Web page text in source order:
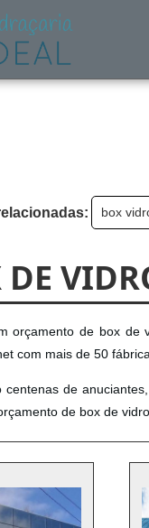
box
DE
orçamento de box de
com mais de 50
centenas de
de box de